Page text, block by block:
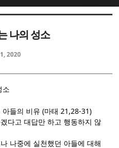
나의 성소
2020
소
아들의 비유(마태 21,28-31)
다고 대답만 하고 행동하지 않
나중에 실천했던 아들에 대해
치북5
치북5
치북5
치북5